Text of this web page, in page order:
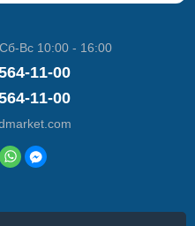
Вс 10:00 - 16:00
11-00
11-00